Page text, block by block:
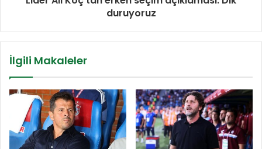
duruyoruz
İlgili Makaleler